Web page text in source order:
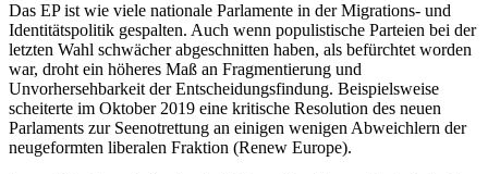
Das EP ist wie viele nationale Parlamente in der Migrations- und
Identitätspolitik ge­spalten. Auch wenn populistische Parteien bei der
letzten Wahl schwächer abgeschnit­ten haben, als befürchtet worden
war, droht ein höheres Maß an Fragmentierung und
Unvorhersehbarkeit der Entscheidungs­findung. Beispielsweise
scheiterte im Okto­ber 2019 eine kritische Resolution des neuen
Parlaments zur Seenotrettung an einigen wenigen Abweichlern der
neugeformten liberalen Fraktion (Renew Europe).